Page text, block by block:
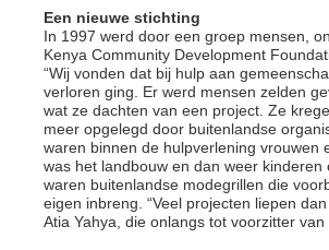
Een nieuwe stichting
In 1997 werd door een groep mensen,
Kenya Community Development
“Wij vonden dat bij hulp aan
verloren ging. Er werd mensen zelden
wat ze dachten van een project. Ze
meer opgelegd door buitenlandse
waren binnen de hulpverlening vrouwen
was het landbouw en dan weer kinderen
waren buitenlandse modegrillen die
eigen inbreng. “Veel projecten liepen
Atia Yahya, die onlangs tot voorzitter